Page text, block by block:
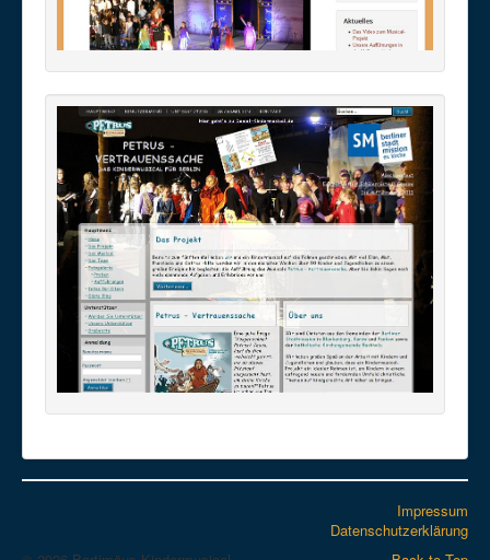
Impressum
Datenschutzerklärung